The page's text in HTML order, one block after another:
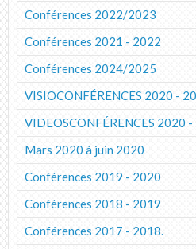
Conférences 2022/2023
Conférences 2021 - 2022
Conférences 2024/2025
VISIOCONFÉRENCES 2020 -
VIDEOSCONFÉRENCES 2020 -
Mars 2020 à juin 2020
Conférences 2019 - 2020
Conférences 2018 - 2019
Conférences 2017 - 2018.